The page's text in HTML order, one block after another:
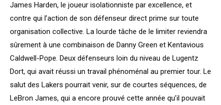
James Harden, le joueur isolationniste par excellence, et
contre qui l’action de son défenseur direct prime sur toute
organisation collective. La lourde tâche de le limiter reviendra
sûrement à une combinaison de Danny Green et Kentavious
Caldwell-Pope. Deux défenseurs loin du niveau de Lugentz
Dort, qui avait réussi un travail phénoménal au premier tour. Le
salut des Lakers pourrait venir, sur de courtes séquences, de
LeBron James, qui a encore prouvé cette année qu’il pouvait